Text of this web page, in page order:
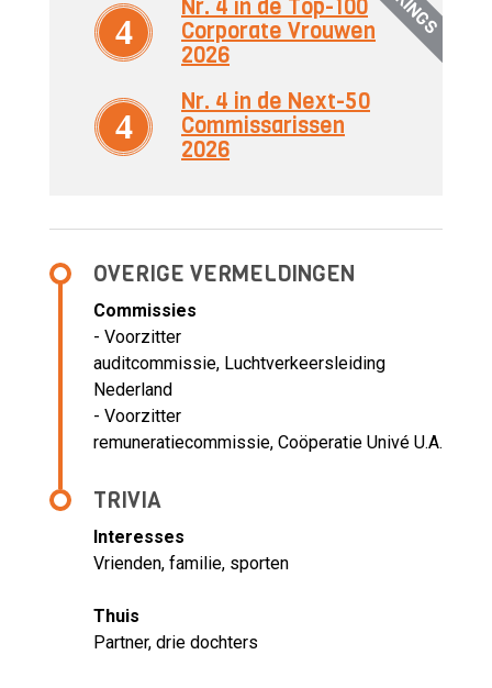
4
Nr. 4 in de Top-100
Corporate Vrouwen
2026
4
Nr. 4 in de Next-50
Commissarissen
2026
OVERIGE VERMELDINGEN
Commissies
- Voorzitter
auditcommissie, Luchtverkeersleiding
Nederland
- Voorzitter
remuneratiecommissie, Coöperatie Univé U.A.
TRIVIA
Interesses
Vrienden, familie, sporten
Thuis
Partner, drie dochters